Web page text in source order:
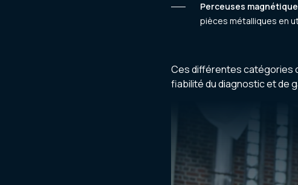
Perceuses
pièces métalliques en
Ces différentes catégories
fiabilité du diagnostic et de